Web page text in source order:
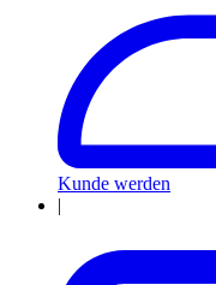
Kunde werden
|